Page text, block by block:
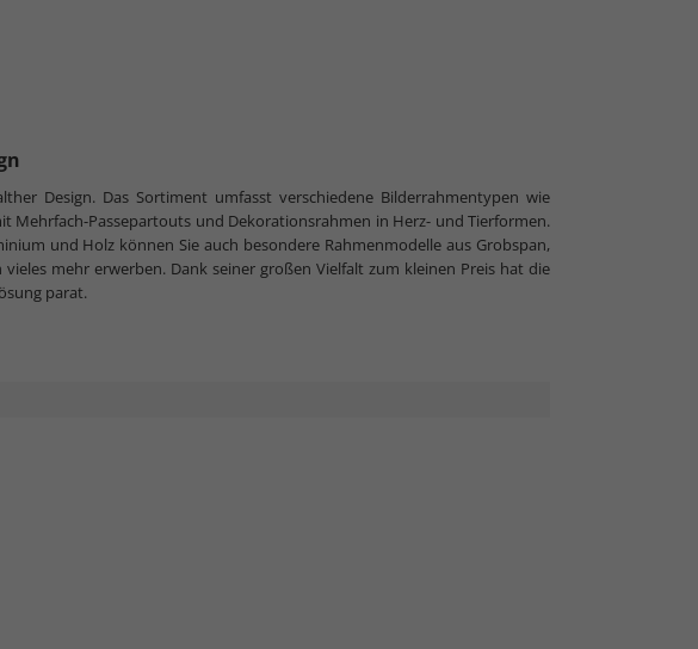
Design. Das Sortiment umfasst verschiedene Bilderrahmentypen wie
Mehrfach-Passepartouts und Dekorationsrahmen in Herz- und Tierformen.
und Holz können Sie auch besondere Rahmenmodelle aus Grobspan,
mehr erwerben. Dank seiner großen Vielfalt zum kleinen Preis hat die
parat.